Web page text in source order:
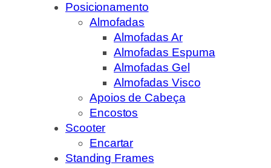
Posicionamento
Almofadas
Almofadas Ar
Almofadas Espuma
Almofadas Gel
Almofadas Visco
Apoios de Cabeça
Encostos
Scooter
Encartar
Standing Frames